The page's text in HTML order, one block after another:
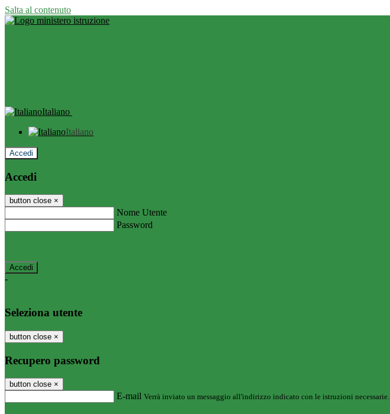
Salta al contenuto
Italiano
Italiano
Accedi
Accedi
button close ×
Nome Utente
Password
-
Seleziona utente
button close ×
Recupero password
button close ×
E-mail Verrà inviato un messaggio all'indirizzo indicato con le istruzioni necessarie.